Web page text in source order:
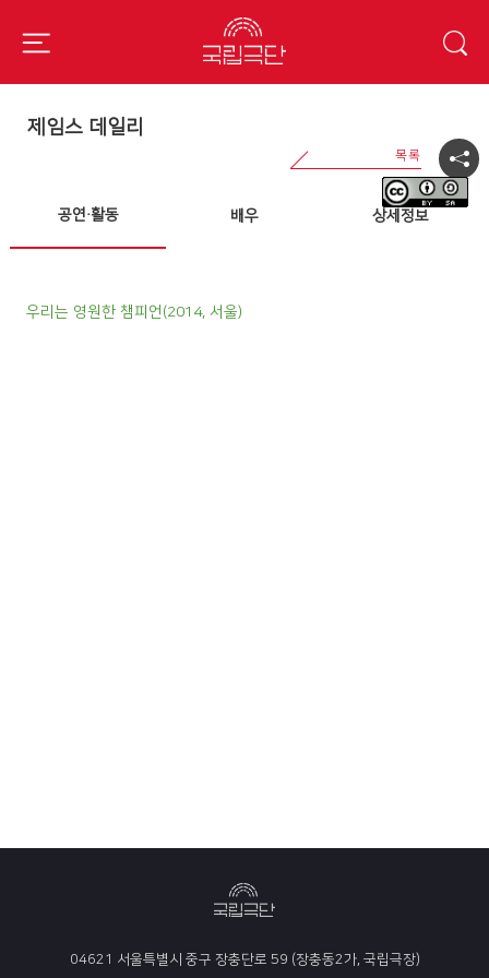
제임스 데일리
공연·활동 배우 상세정보
우리는 영원한 챔피언(2014, 서울)
04621 서울특별시 중구 장충단로 59 (장충동2가, 국립극장)